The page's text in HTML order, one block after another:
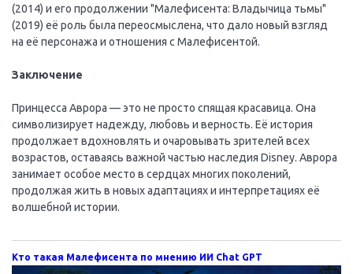
(2014) и его продолжении "Малефисента: Владычица тьмы"
(2019) её роль была переосмыслена, что дало новый взгляд
на её персонажа и отношения с Малефисентой.
Заключение
Принцесса Аврора — это не просто спящая красавица. Она
символизирует надежду, любовь и верность. Её история
продолжает вдохновлять и очаровывать зрителей всех
возрастов, оставаясь важной частью наследия Disney. Аврора
занимает особое место в сердцах многих поколений,
продолжая жить в новых адаптациях и интерпретациях её
волшебной истории.
Кто такая Малефисента по мнению ИИ Chat GPT